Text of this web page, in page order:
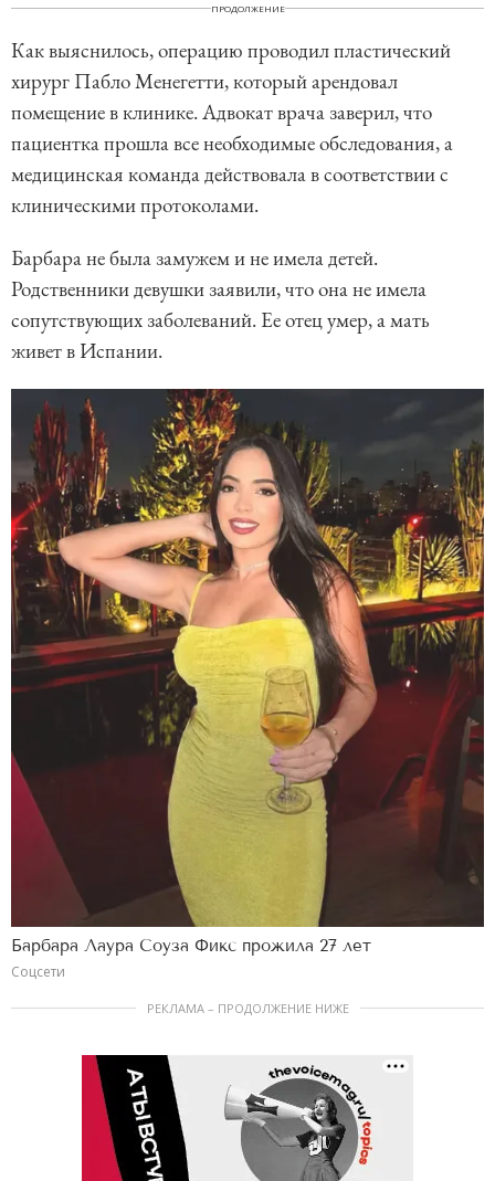
ПРОДОЛЖЕНИЕ
Как выяснилось, операцию проводил пластический
хирург Пабло Менегетти, который арендовал
помещение в клинике. Адвокат врача заверил, что
пациентка прошла все необходимые обследования, а
медицинская команда действовала в соответствии с
клиническими протоколами.
Барбара не была замужем и не имела детей.
Родственники девушки заявили, что она не имела
сопутствующих заболеваний. Ее отец умер, а мать
живет в Испании.
Барбара Лаура Соуза Фикс прожила 27 лет
Соцсети
РЕКЛАМА – ПРОДОЛЖЕНИЕ НИЖЕ